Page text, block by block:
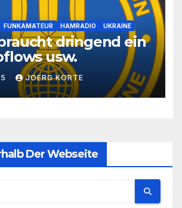
FUNKAMATEUR HAMRADIO UKRAINE
dringend ein
usw.
JOERG KORTE
Der Webseite